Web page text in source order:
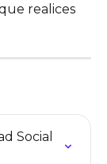
realices
Social